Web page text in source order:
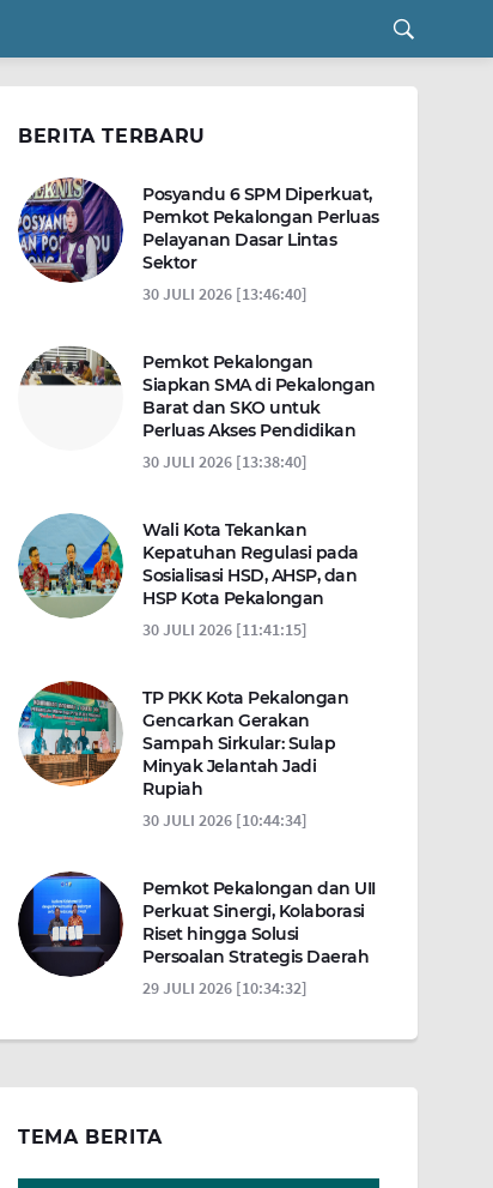
BERITA TERBARU
Posyandu 6 SPM Diperkuat,
Pemkot Pekalongan Perluas
Pelayanan Dasar Lintas
Sektor
30 JULI 2026 [13:46:40]
Pemkot Pekalongan
Siapkan SMA di Pekalongan
Barat dan SKO untuk
Perluas Akses Pendidikan
30 JULI 2026 [13:38:40]
Wali Kota Tekankan
Kepatuhan Regulasi pada
Sosialisasi HSD, AHSP, dan
HSP Kota Pekalongan
30 JULI 2026 [11:41:15]
TP PKK Kota Pekalongan
Gencarkan Gerakan
Sampah Sirkular: Sulap
Minyak Jelantah Jadi
Rupiah
30 JULI 2026 [10:44:34]
Pemkot Pekalongan dan UII
Perkuat Sinergi, Kolaborasi
Riset hingga Solusi
Persoalan Strategis Daerah
29 JULI 2026 [10:34:32]
TEMA BERITA